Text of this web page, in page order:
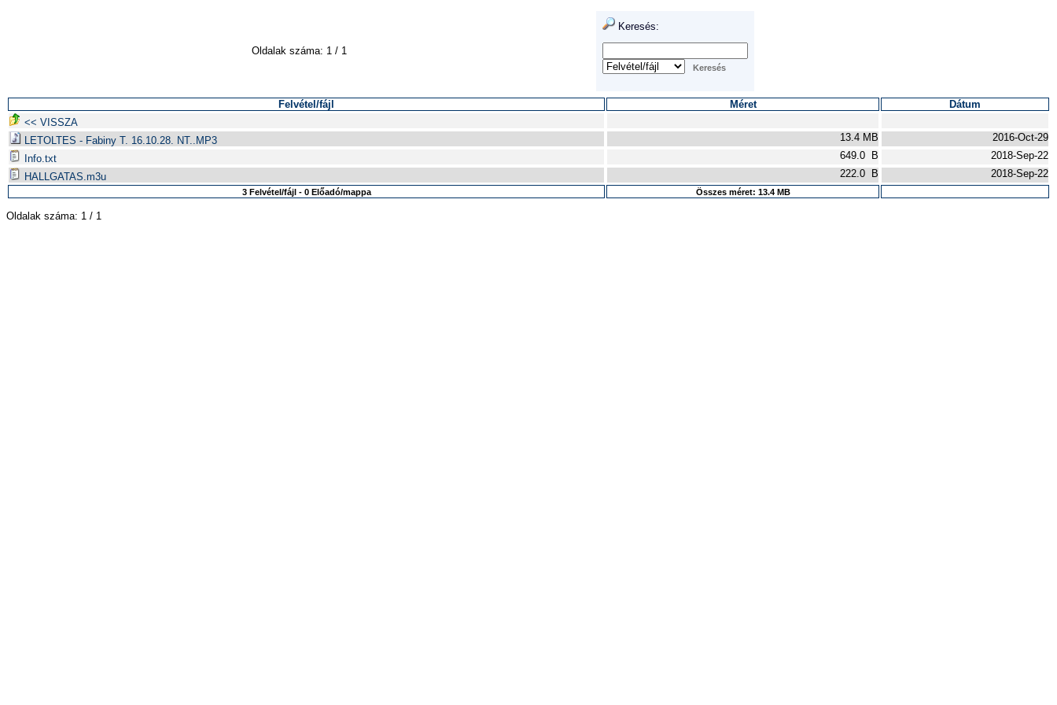
Oldalak száma: 1 / 1
Keresés:
Felvétel/fájl Méret
Dátum
<< VISSZA
LETOLTES - Fabiny T. 16.10.28. NT..MP3
13.4 MB
2016-Oct-29
Info.txt
649.0 B
2018-Sep-22
HALLGATAS.m3u
222.0 B 2018-Sep-22
3 Felvétel/fájl - 0 Előadó/mappa Összes méret: 13.4 MB
Oldalak száma: 1 / 1